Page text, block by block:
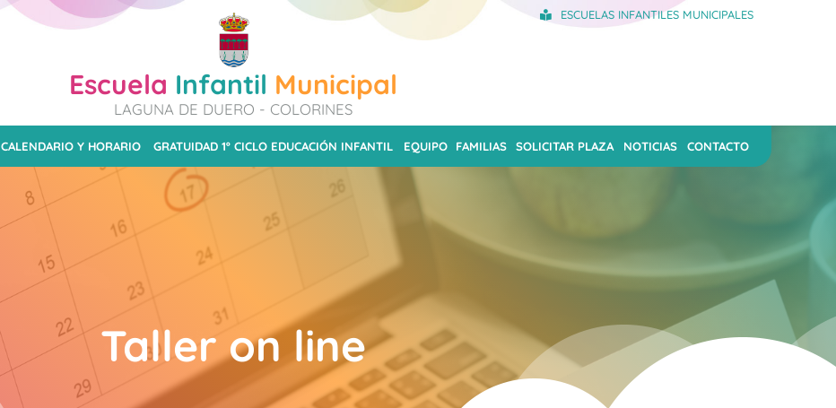
ESCUELAS INFANTILES MUNICIPALES
Escuela Infantil Municipal
LAGUNA DE DUERO - COLORINES
CALENDARIO Y HORARIO GRATUIDAD 1º CICLO EDUCACIÓN INFANTIL EQUIPO FAMILIAS SOLICITAR PLAZA NOTICIAS CONTACTO
Taller on line